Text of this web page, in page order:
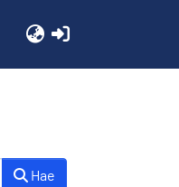
Hae